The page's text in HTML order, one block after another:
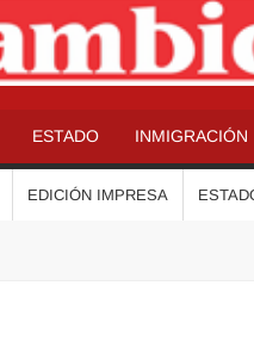
ESTADO INMIGRACIÓN
EDICIÓN IMPRESA